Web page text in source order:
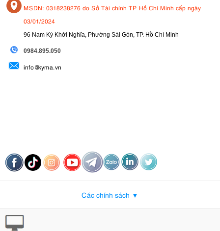
MSDN: 0318238276 do Sở Tài chính TP Hồ Chí Minh cấp ngày
03/01/2024
96 Nam Kỳ Khởi Nghĩa, Phường Sài Gòn, TP. Hồ Chí Minh
0984.895.050
info@kyma.vn
Các chính sách ▼